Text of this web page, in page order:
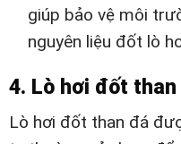
giúp bảo vệ môi
nguyên liệu đốt lò
4. Lò hơi đốt
Lò hơi đốt than đá